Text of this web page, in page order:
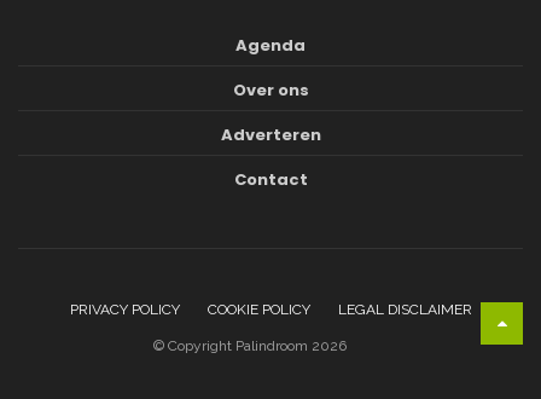
Agenda
Over ons
Adverteren
Contact
PRIVACY POLICY COOKIE POLICY LEGAL DISCLAIMER
© Copyright Palindroom 2026